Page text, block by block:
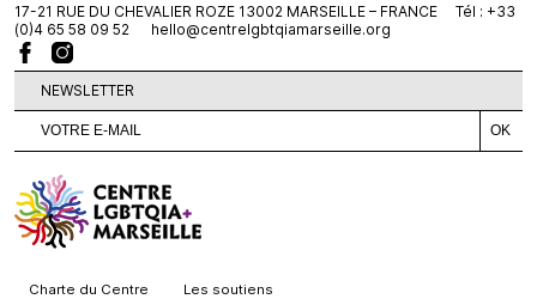
17-21 RUE DU CHEVALIER ROZE 13002 MARSEILLE – FRANCE Tél : +33
(0)4 65 58 09 52
hello@centrelgbtqiamarseille.org
NEWSLETTER
Charte du Centre Les soutiens